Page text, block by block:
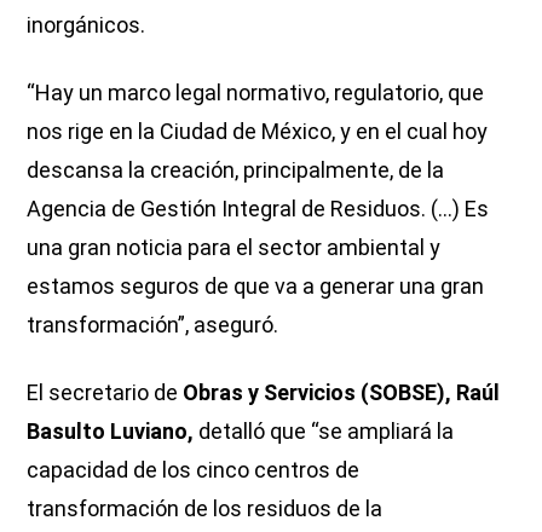
inorgánicos.
“Hay un marco legal normativo, regulatorio, que
nos rige en la Ciudad de México, y en el cual hoy
descansa la creación, principalmente, de la
Agencia de Gestión Integral de Residuos. (...) Es
una gran noticia para el sector ambiental y
estamos seguros de que va a generar una gran
transformación”, aseguró.
El secretario de Obras y Servicios (SOBSE), Raúl
Basulto Luviano, detalló que “se ampliará la
capacidad de los cinco centros de
transformación de los residuos de la